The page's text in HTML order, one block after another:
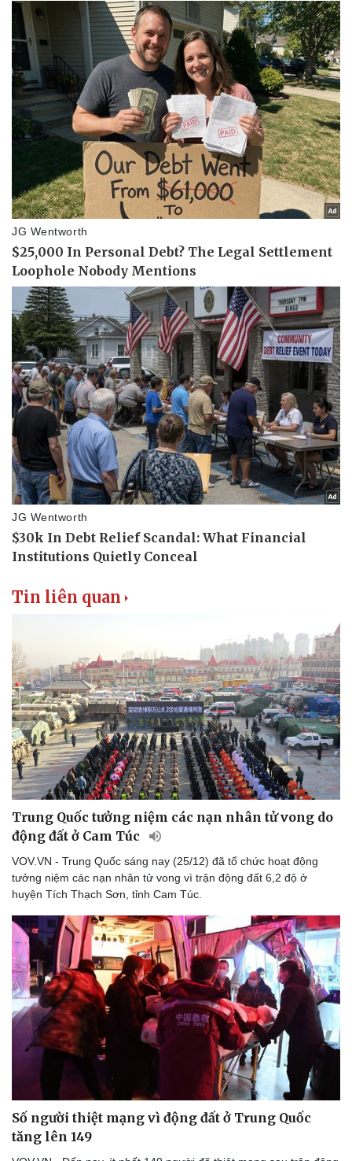
Pháp luật
Vụ án
Tin nóng
Tư vấn luật
Quân sự - Quốc phòng
Vũ khí
Việt Nam
Phân tích
Tin liên quan
Trung Quốc tưởng niệm các nạn nhân tử vong do
động đất ở Cam Túc
VOV.VN - Trung Quốc sáng nay (25/12) đã tổ chức hoạt động
tưởng niệm các nạn nhân tử vong vì trận động đất 6,2 độ ở
huyện Tích Thạch Sơn, tỉnh Cam Túc.
Số người thiệt mạng vì động đất ở Trung Quốc
tăng lên 149